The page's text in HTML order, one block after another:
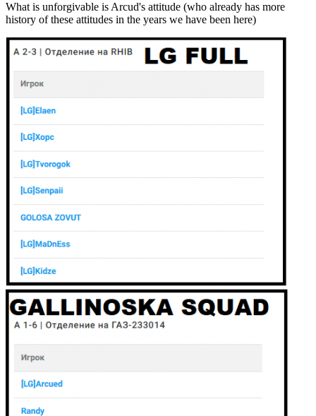
What is unforgivable is Arcud's attitude (who already has more
history of these attitudes in the years we have been here)